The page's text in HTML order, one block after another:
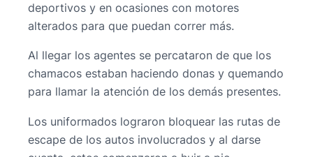
deportivos y en ocasiones con motores
alterados para que puedan correr más.
Al llegar los agentes se percataron de que los
chamacos estaban haciendo donas y quemando
para llamar la atención de los demás presentes.
Los uniformados lograron bloquear las rutas de
escape de los autos involucrados y al darse